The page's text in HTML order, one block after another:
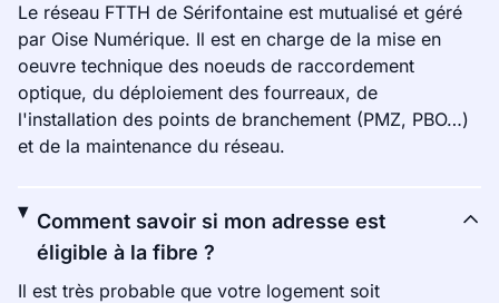
Le réseau FTTH de Sérifontaine est mutualisé et géré
par Oise Numérique. Il est en charge de la mise en
oeuvre technique des noeuds de raccordement
optique, du déploiement des fourreaux, de
l'installation des points de branchement (PMZ, PBO…)
et de la maintenance du réseau.
Comment savoir si mon adresse est
éligible à la fibre ?
Il est très probable que votre logement soit